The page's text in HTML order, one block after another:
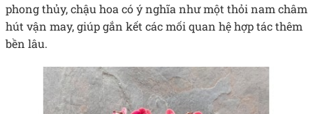
phong thủy, chậu hoa có ý nghĩa như một thỏi nam châm
hút vận may, giúp gắn kết các mối quan hệ hợp tác thêm
bền lâu.